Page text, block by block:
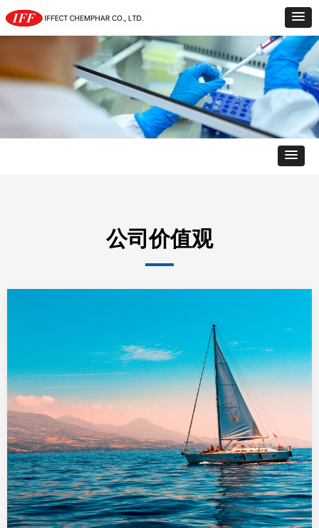
公司价值观